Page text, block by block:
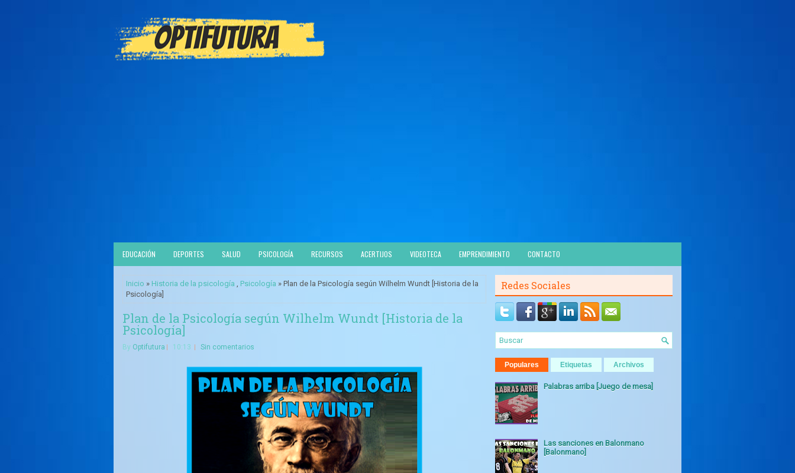
EDUCACIÓN DEPORTES SALUD PSICOLOGÍA RECURSOS ACERTIJOS VIDEOTECA EMPRENDIMIENTO CONTACTO
Inicio » Historia de la psicología , Psicología » Plan de la Psicología según Wilhelm Wundt [Historia de la
Psicología]
Plan de la Psicología según Wilhelm Wundt [Historia de la
Psicología]
By Optifutura 10:13 Sin comentarios
Redes Sociales
Populares Etiquetas Archivos
Palabras arriba [Juego de mesa]
Las sanciones en Balonmano
[Balonmano]